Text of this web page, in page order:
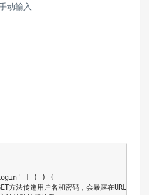
动输入
] ) )
{
方法传递用户名和密码，会暴露在URL中并